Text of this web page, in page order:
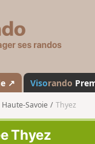
s
a
n
d
o
↗ Visorando
Haute-Savoie Thyez
Thyez